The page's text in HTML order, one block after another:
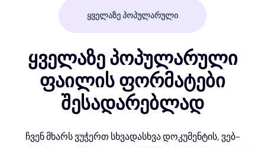
ᲧᲕᲔᲚᲐᲖᲔ ᲞᲝᲞᲣᲚᲐᲠᲣᲚᲘ
ყველაზე პოპულარული
ფაილის ფორმატები
შესადარებლად
ჩვენ მხარს ვუჭერთ სხვადასხვა დოკუმენტის, ვებ-